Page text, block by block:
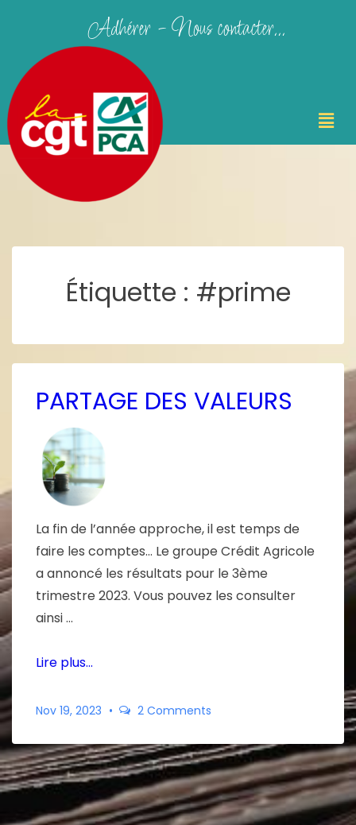
Adhérer - Nous contacter...
Étiquette : #prime
PARTAGE DES VALEURS
La fin de l’année approche, il est temps de
faire les comptes… Le groupe Crédit Agricole
a annoncé les résultats pour le 3ème
trimestre 2023. Vous pouvez les consulter
ainsi …
Lire plus…
Nov 19, 2023 2 Comments